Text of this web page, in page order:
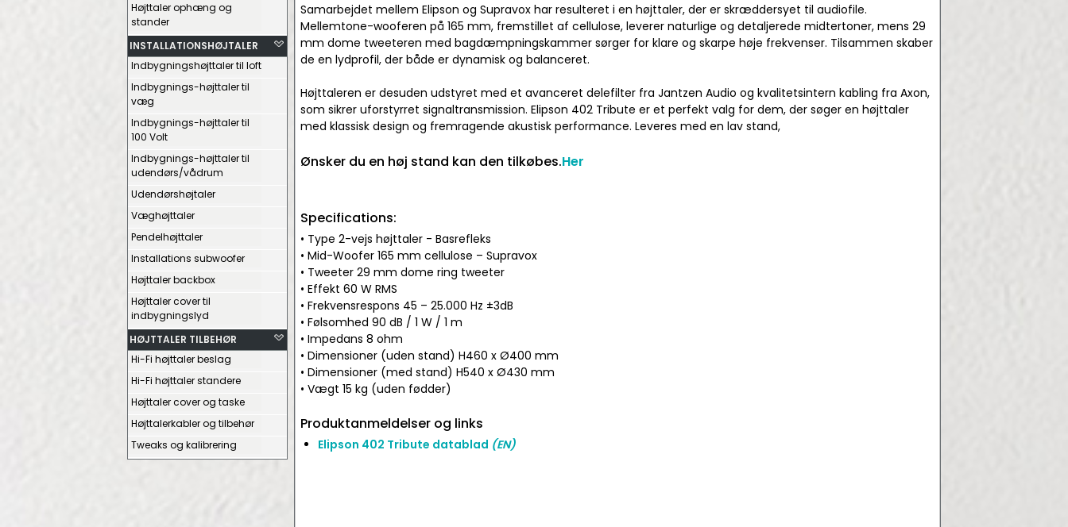
Højttaler ophæng og
stander
INSTALLATIONSHØJTALER
Indbygningshøjttaler til loft
Indbygnings-højttaler til
væg
Indbygnings-højttaler til
100 Volt
Indbygnings-højttaler til
udendørs/vådrum
Udendørshøjtaler
Væghøjttaler
Pendelhøjttaler
Installations subwoofer
Højttaler backbox
Højttaler cover til
indbygningslyd
HØJTTALER TILBEHØR
Hi-Fi højttaler beslag
Hi-Fi højttaler standere
Højttaler cover og taske
Højttalerkabler og tilbehør
Tweaks og kalibrering
Samarbejdet mellem Elipson og Supravox har resulteret i en højttaler, der er skræddersyet til audiofile.
Mellemtone-wooferen på 165 mm, fremstillet af cellulose, leverer naturlige og detaljerede midtertoner, mens 29
mm dome tweeteren med bagdæmpningskammer sørger for klare og skarpe høje frekvenser. Tilsammen skaber
de en lydprofil, der både er dynamisk og balanceret.
Højttaleren er desuden udstyret med et avanceret delefilter fra Jantzen Audio og kvalitetsintern kabling fra Axon,
som sikrer uforstyrret signaltransmission. Elipson 402 Tribute er et perfekt valg for dem, der søger en højttaler
med klassisk design og fremragende akustisk performance. Leveres med en lav stand,
Ønsker du en høj stand kan den tilkøbes.Her
Specifications:
• Type 2-vejs højttaler - Basrefleks
• Mid-Woofer 165 mm cellulose – Supravox
• Tweeter 29 mm dome ring tweeter
• Effekt 60 W RMS
• Frekvensrespons 45 – 25.000 Hz ±3dB
• Følsomhed 90 dB / 1 W / 1 m
• Impedans 8 ohm
• Dimensioner (uden stand) H460 x Ø400 mm
• Dimensioner (med stand) H540 x Ø430 mm
• Vægt 15 kg (uden fødder)
Produktanmeldelser og links
Elipson 402 Tribute datablad (EN)